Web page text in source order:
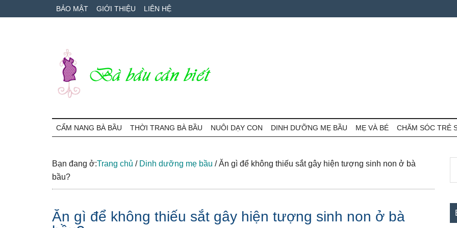
to
to
qua
BẢO MẬT GIỚI THIỆU LIÊN HỆ
Bà
Bầu
Cần
Biết
nang
mang
và
chăm
sóc
CẨM NANG BÀ BẦU THỜI TRANG BÀ BẦU NUÔI DẠY CON DINH DƯỠNG MẸ BẦU MẸ VÀ BÉ CHĂM SÓC TRẺ
Bạn đang ở:Trang chủ / Dinh dưỡng mẹ bầu /Ăn gì để không thiếu sắt gây hiện tượng sinh non ở bà
bầu?
Ăn gì để không thiếu sắt gây hiện tượng sinh non ở bà
...